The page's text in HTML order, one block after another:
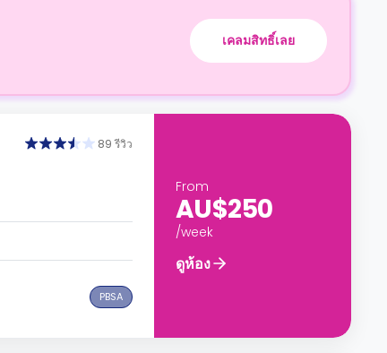
เคลมสิทธิ์เลย
89 รีวิว
PBSA
From
AU$250
/week
ดูห้อง